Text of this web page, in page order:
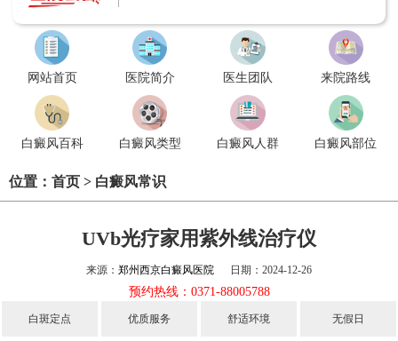
网站首页 医院简介 医生团队 来院路线
白癜风百科 白癜风类型 白癜风人群 白癜风部位
位置： 首页 > 白癜风常识
UVb光疗家用紫外线治疗仪
来源： 郑州西京白癜风医院 日期：2024-12-26
预约热线：0371-88005788
白斑定点 优质服务 舒适环境 无假日